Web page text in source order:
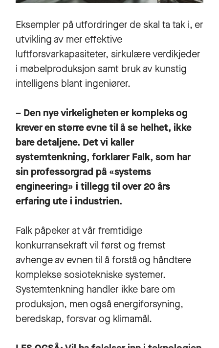
Eksempler på utfordringer de skal ta tak i, er
utvikling av mer effektive
luftforsvarkapasiteter, sirkulære verdikjeder
i møbelproduksjon samt bruk av kunstig
intelligens blant ingeniører.
– Den nye virkeligheten er kompleks og
krever en større evne til å se helhet, ikke
bare detaljene. Det vi kaller
systemtenkning, forklarer Falk, som har
sin professorgrad på «systems
engineering» i tillegg til over 20 års
erfaring ute i industrien.
Falk påpeker at vår fremtidige
konkurransekraft vil først og fremst
avhenge av evnen til å forstå og håndtere
komplekse sosiotekniske systemer.
Systemtenkning handler ikke bare om
produksjon, men også energiforsyning,
beredskap, forsvar og klimamål.